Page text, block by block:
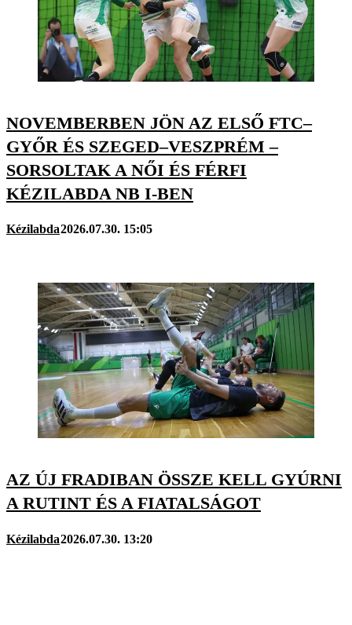
NOVEMBERBEN JÖN AZ ELSŐ FTC–
GYŐR ÉS SZEGED–VESZPRÉM –
SORSOLTAK A NŐI ÉS FÉRFI
KÉZILABDA NB I-BEN
Kézilabda2026.07.30. 15:05
AZ ÚJ FRADIBAN ÖSSZE KELL GYÚRNI
A RUTINT ÉS A FIATALSÁGOT
Kézilabda2026.07.30. 13:20